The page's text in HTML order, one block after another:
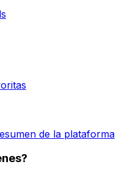
de la plataforma